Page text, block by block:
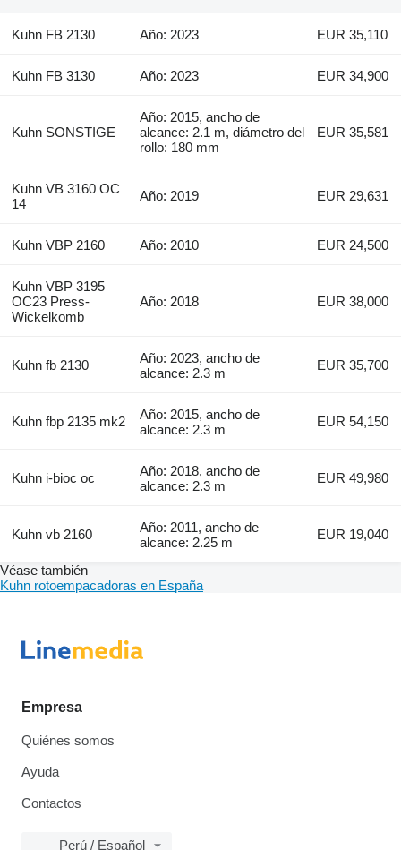
Kuhn FB 2130 Año: 2023 EUR 35,110
Kuhn FB 3130 Año: 2023 EUR 34,900
Kuhn SONSTIGE
Año: 2015, ancho de
alcance: 2.1 m, diámetro del
rollo: 180 mm
EUR 35,581
Kuhn VB 3160 OC
14
Año: 2019 EUR 29,631
Kuhn VBP 2160 Año: 2010 EUR 24,500
Kuhn VBP 3195
OC23 Press-
Wickelkomb
Año: 2018 EUR 38,000
Kuhn fb 2130
Año: 2023, ancho de
alcance: 2.3 m
EUR 35,700
Kuhn fbp 2135 mk2
Año: 2015, ancho de
alcance: 2.3 m
EUR 54,150
Kuhn i-bioc oc
Año: 2018, ancho de
alcance: 2.3 m
EUR 49,980
Kuhn vb 2160
Año: 2011, ancho de
alcance: 2.25 m
EUR 19,040
Véase también
Kuhn rotoempacadoras en España
Empresa
Quiénes somos
Ayuda
Contactos
Perú / Español